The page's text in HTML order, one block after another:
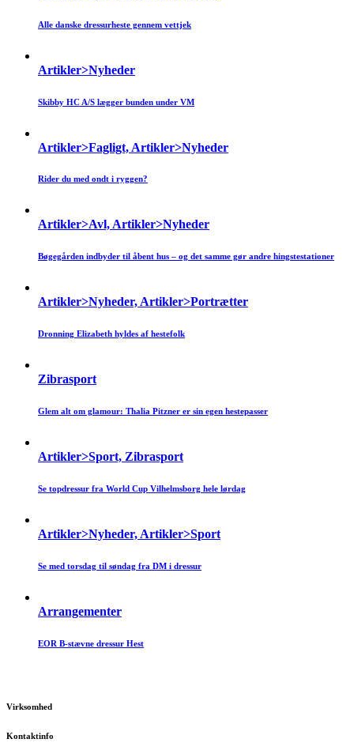
Alle danske dressurheste gennem vettjek
Artikler>Nyheder
Skibby HC A/S lægger bunden under VM
Artikler>Fagligt, Artikler>Nyheder
Rider du med ondt i ryggen?
Artikler>Avl, Artikler>Nyheder
Bøgegården indbyder til åbent hus – og det samme gør andre hingstestationer
Artikler>Nyheder, Artikler>Portrætter
Dronning Elizabeth hyldes af hestefolk
Zibrasport
Glem alt om glamour: Thalia Pitzner er sin egen hestepasser
Artikler>Sport, Zibrasport
Se topdressur fra World Cup Vilhelmsborg hele lørdag
Artikler>Nyheder, Artikler>Sport
Se med torsdag til søndag fra DM i dressur
Arrangementer
EOR B-stævne dressur Hest
Virksomhed
Kontaktinfo